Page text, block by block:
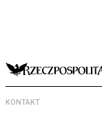
KONTAKT